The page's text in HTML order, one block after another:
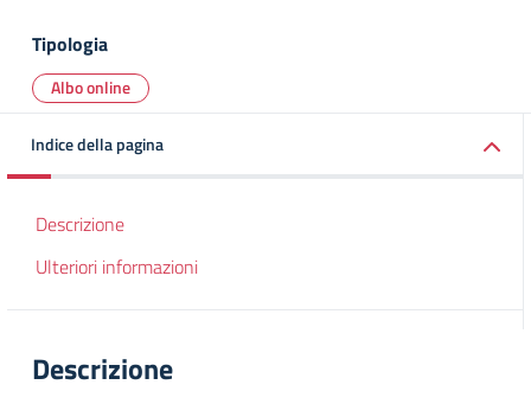
Tipologia
Albo online
Indice della pagina
Descrizione
Ulteriori informazioni
Descrizione